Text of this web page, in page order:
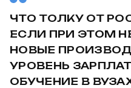
ЧТО ТОЛКУ ОТ
ЕСЛИ ПРИ ЭТОМ
НОВЫЕ
УРОВЕНЬ
ОБУЧЕНИЕ В